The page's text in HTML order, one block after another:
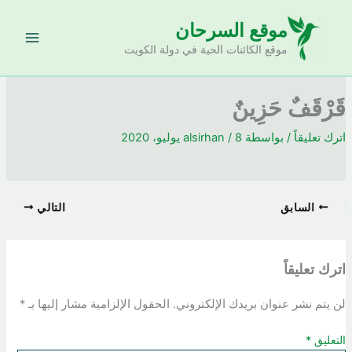
موقع السرحان
موقع الكائنات الحية في دولة الكويت
قَرْقَفٌ حَزِينٌ
اترك تعليقاً / بواسطة alsirhan/ 8 يوليو، 2020
السابق التالي
اترك تعليقاً
لن يتم نشر عنوان بريدك الإلكتروني. الحقول الإلزامية مشار إليها بـ *
التعليق *